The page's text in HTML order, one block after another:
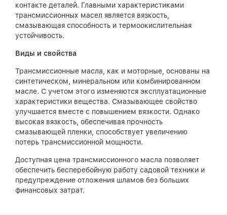
контакте деталей. Главными характеристиками
трансмиссионных масел является вязкость,
смазывающая способность и термоокислительная
устойчивость.
Виды и свойства
Трансмиссионные масла, как и моторные, основаны на
синтетическом, минеральном или комбинированном
масле. С учетом этого изменяются эксплуатационные
характеристики вещества. Смазывающее свойство
улучшается вместе с повышением вязкости. Однако
высокая вязкость, обеспечивая прочность
смазывающей пленки, способствует увеличению
потерь трансмиссионной мощности.
Доступная цена трансмиссионного масла позволяет
обеспечить бесперебойную работу садовой техники и
предупреждение отложения шламов без больших
финансовых затрат.